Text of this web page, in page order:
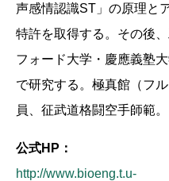
声感情認識ST」の原理と
特許を取得する。その後
フォード大学・慶應義塾
で研究する。極真館（フ
員、征武道格闘空手師範。
公式HP：
http://www.bioeng.t.u-